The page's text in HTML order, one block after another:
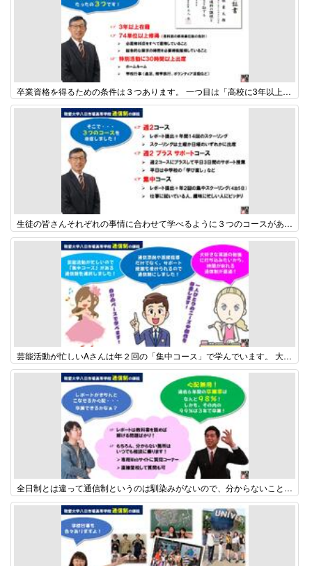
卒業資格を得るための条件は３つあります。 一つ目は「高校に3年以上在籍する」ということ。 二つ目は「各科目の修得単位数の合計が74単位以上となる」ということ。 三つ目は「ホームルームや行事等の特別活動に30時間以上出席する」ということ。 この３つの条件をすべて満たすことにより「高校卒業」の資格を得ることができます。 難しそうに見えるかもしれませんが、本校通信制では、９８％の生徒がきちんと卒業し、その中の９９％の生徒は３年間で卒業しています。
生徒の皆さんそれぞれの事情に合わせて学べるように３つのコースがあります。 コースの詳細については、「特色及び教育内容」のページを御覧ください。
芸能活動が忙しいAさんは年２回の「集中コース」で学んでいます。 大学で興味のある学びを深めたいと考えているBさんは「週２コース」を選択し、平日は自宅や学校で受験勉強に打ち込んでいます。 中学校までの学習に不安があったCさんは「週２プラスサポートコース」を選択し、水曜日、木曜日、金曜日にサポート授業を受けています。
全日制とは違って通信制というのは馴染みがないので、分からないことや、不安なことも多いかもしれませんね。 まずは、左のメニューから「Q&A」のページをクリックしてみてください。 それでも、分からないことなどありましたら、「お問い合わせ窓口」から問い合わせてください。 もちろん、直接学校に来て色々と質問をぶつけていただいても結構ですよ。その時は、事前に連絡して時間を調整してくださいね。